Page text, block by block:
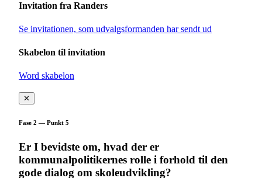
Invitation fra Randers
Se invitationen, som udvalgsformanden har sendt ud
Skabelon til invitation
Word skabelon
✕
Fase 2 — Punkt 5
Er I bevidste om, hvad der er
kommunalpolitikernes rolle i forhold til den
gode dialog om skoleudvikling?